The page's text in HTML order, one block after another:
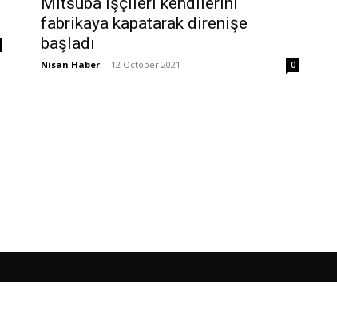
fabrikaya kapatarak direnişe
başladı
Nisan Haber - 12 October 2021 0